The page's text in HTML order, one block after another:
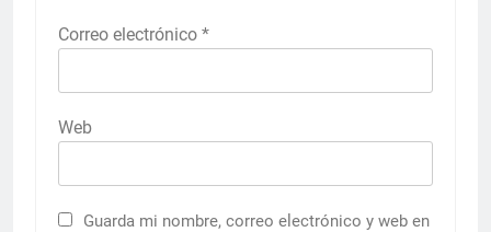
Correo electrónico *
Web
Guarda mi nombre, correo electrónico y web en